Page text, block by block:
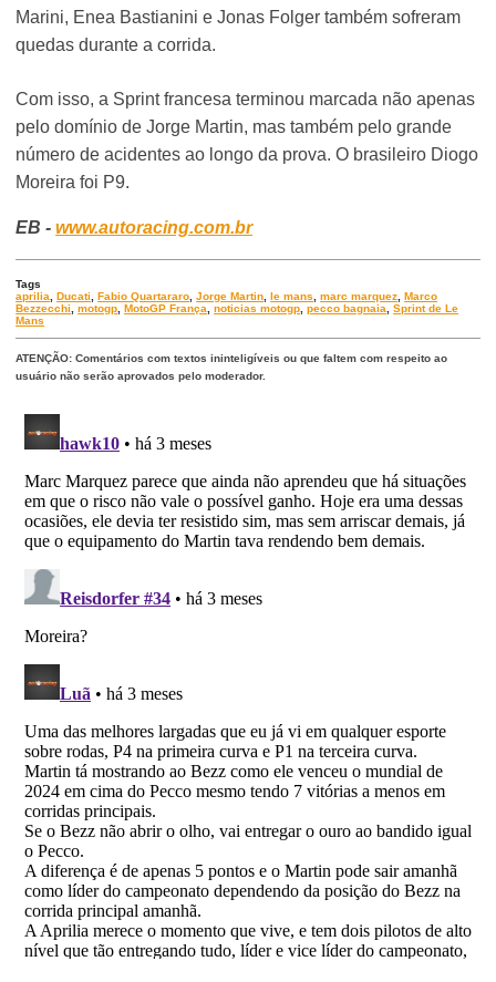
Marini, Enea Bastianini e Jonas Folger também sofreram
quedas durante a corrida.
Com isso, a Sprint francesa terminou marcada não apenas
pelo domínio de Jorge Martin, mas também pelo grande
número de acidentes ao longo da prova. O brasileiro Diogo
Moreira foi P9.
EB -www.autoracing.com.br
Tags
aprilia
,Ducati ,Fabio Quartararo ,Jorge Martin ,le mans ,marc marquez ,Marco
Bezzecchi
,motogp ,MotoGP França ,noticias motogp ,pecco bagnaia ,Sprint de Le
Mans
ATENÇÃO: Comentários com textos ininteligíveis ou que faltem com respeito ao
usuário não serão aprovados pelo moderador.